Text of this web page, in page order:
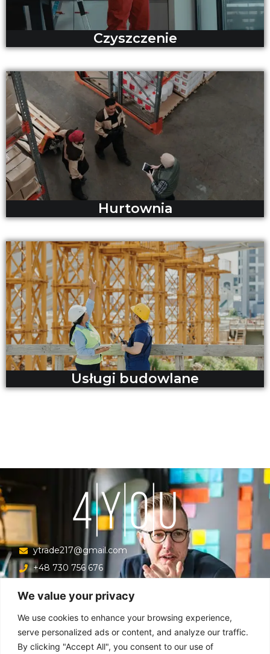
We value your privacy
We use cookies to enhance your browsing experience,
serve personalized ads or content, and analyze our traffic.
By clicking "Accept All", you consent to our use of
Czyszczenie
Hurtownia
Usługi budowlane
ytrade217@gmail.com
+48 730 756 676
Menu
Główna